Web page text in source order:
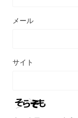
メール
サイト